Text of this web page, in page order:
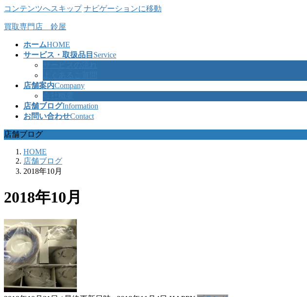
コンテンツへスキップ ナビゲーションに移動
買取専門店 鈴屋
ホームHOME
サービス・取扱品目 Service
店舗案内Company
店舗ブログInformation
お問い合わせContact
店舗ブログ
HOME
店舗ブログ
2018年10月
2018年10月